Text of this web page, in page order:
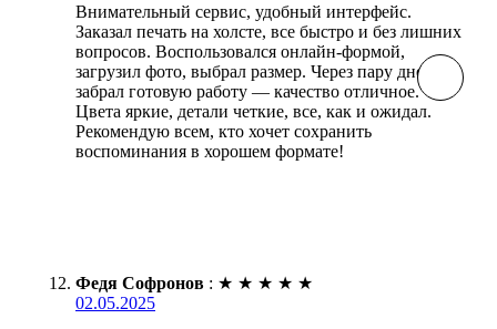
Внимательный сервис, удобный интерфейс.
Заказал печать на холсте, все быстро и без лишних
вопросов. Воспользовался онлайн-формой,
загрузил фото, выбрал размер. Через пару дней
забрал готовую работу — качество отличное.
Цвета яркие, детали четкие, все, как и ожидал.
Рекомендую всем, кто хочет сохранить
воспоминания в хорошем формате!
Федя Софронов : ★ ★ ★ ★ ★
02.05.2025